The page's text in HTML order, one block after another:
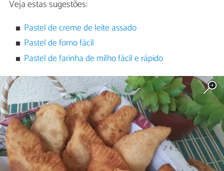
Veja estas sugestões:
Pastel de creme de leite assado
Pastel de forno fácil
Pastel de farinha de milho fácil e rápido